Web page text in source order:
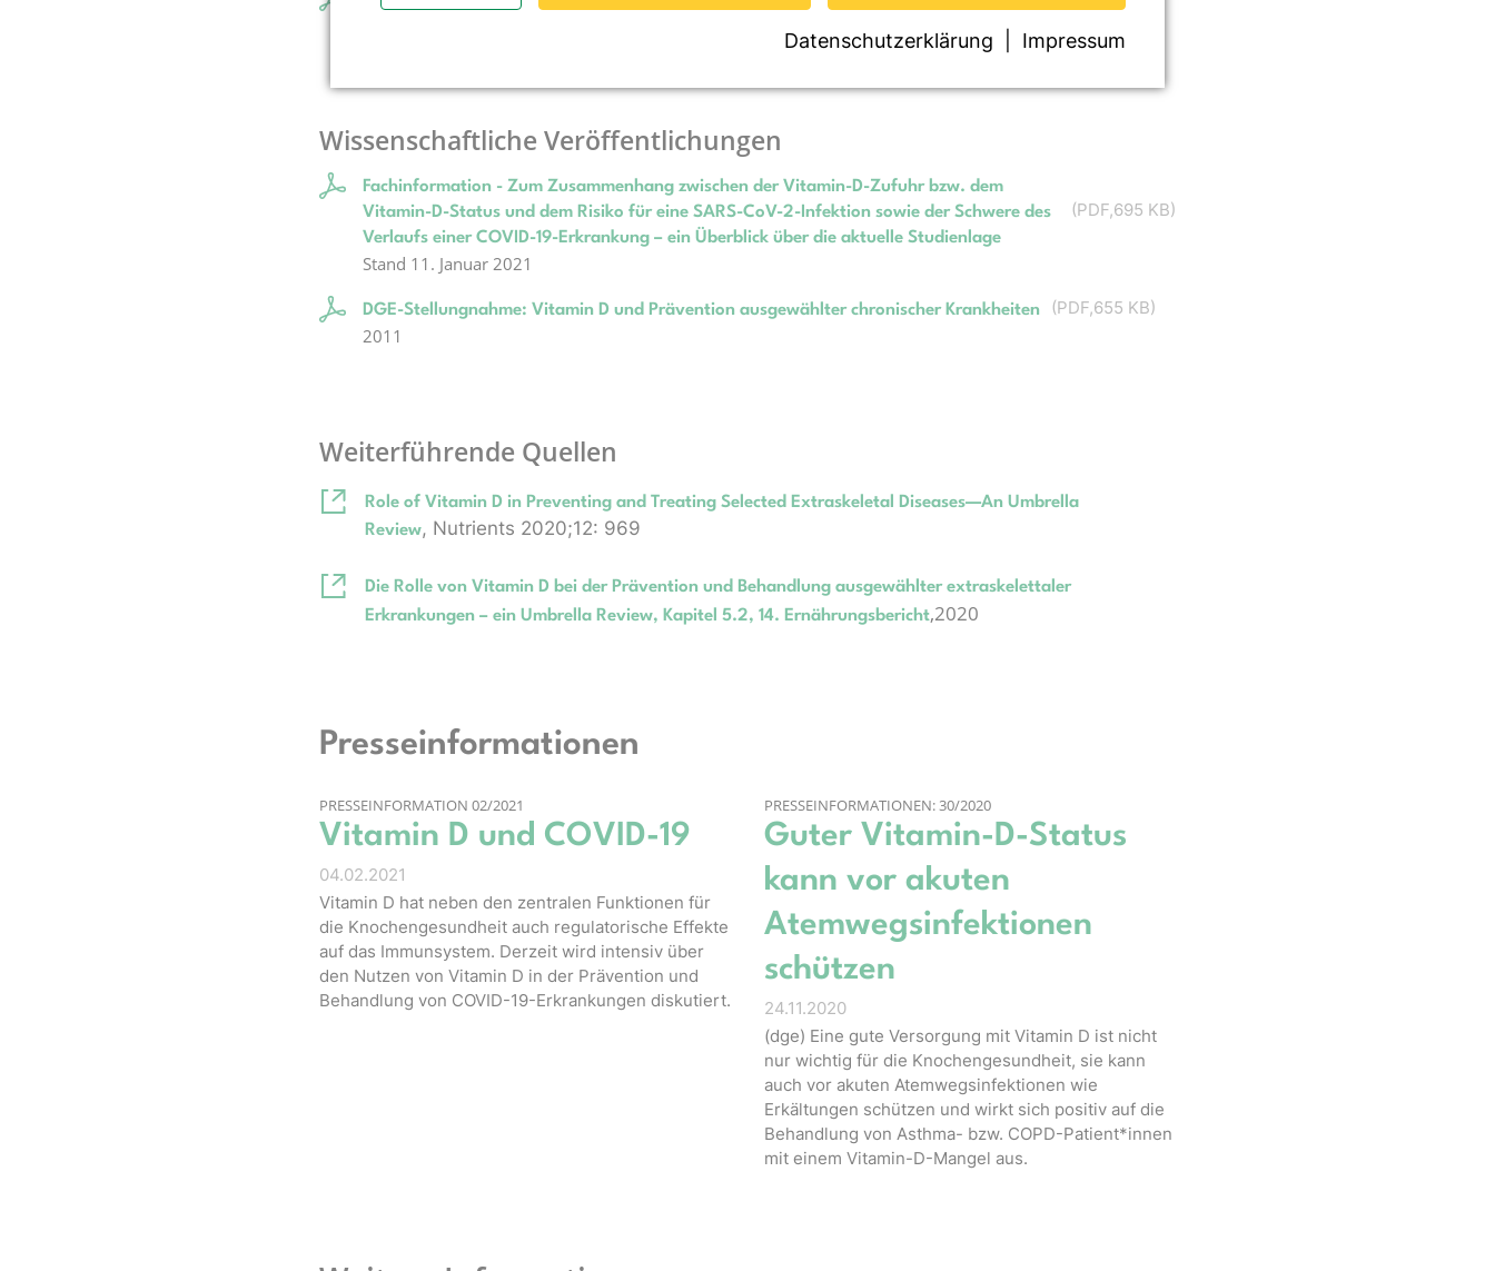
Wissenschaftliche Veröffentlichungen
Fachinformation - Zum Zusammenhang zwischen der Vitamin-D-Zufuhr bzw. dem
Vitamin-D-Status und dem Risiko für eine SARS-CoV-2-Infektion sowie der Schwere des
Verlaufs einer COVID-19-Erkrankung – ein Überblick über die aktuelle Studienlage
(PDF 695 KB)
Stand 11. Januar 2021
DGE-Stellungnahme: Vitamin D und Prävention ausgewählter chronischer Krankheiten (PDF 655 KB)
2011
Weiterführende Quellen
Role of Vitamin D in Preventing and Treating Selected Extraskeletal Diseases—An Umbrella
Review, Nutrients 2020;12: 969
Die Rolle von Vitamin D bei der Prävention und Behandlung ausgewählter extraskelettaler
Erkrankungen – ein Umbrella Review, Kapitel 5.2, 14. Ernährungsbericht,2020
Presseinformationen
PRESSEINFORMATION 02/2021
Vitamin D und COVID-19
04.02.2021
Vitamin D hat neben den zentralen Funktionen für
die Knochengesundheit auch regulatorische Effekte
auf das Immunsystem. Derzeit wird intensiv über
den Nutzen von Vitamin D in der Prävention und
Behandlung von COVID-19-Erkrankungen diskutiert.
PRESSEINFORMATIONEN: 30/2020
Guter Vitamin-D-Status
kann vor akuten
Atemwegsinfektionen
schützen
24.11.2020
(dge) Eine gute Versorgung mit Vitamin D ist nicht
nur wichtig für die Knochengesundheit, sie kann
auch vor akuten Atemwegsinfektionen wie
Erkältungen schützen und wirkt sich positiv auf die
Behandlung von Asthma- bzw. COPD-Patient*innen
mit einem Vitamin-D-Mangel aus.
Datenschutzerklärung Impressum